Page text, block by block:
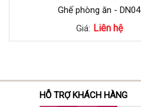
Ghế phòng ăn - DN04
Giá: Liên hệ
HỖ TRỢ KHÁCH HÀNG